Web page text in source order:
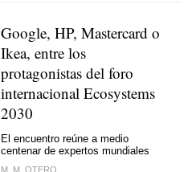
Google, HP, Mastercard o
Ikea, entre los
protagonistas del foro
internacional Ecosystems
2030
El encuentro reúne a medio
centenar de expertos mundiales
M. M. OTERO